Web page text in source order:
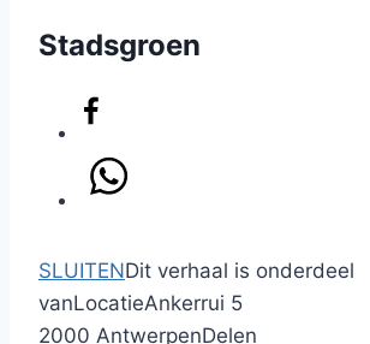
Stadsgroen
SLUITENDit verhaal is onderdeel
vanLocatieAnkerrui 5
2000 AntwerpenDelen